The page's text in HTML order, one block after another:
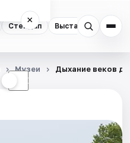
Стендап Выставки
×
☾
Музеи Дыхание веков